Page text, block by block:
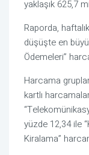
yaklaşık 625,7
Raporda,
düşüşte en
Ödemeleri”
Harcama
kartlı
yüzde 12,34 ile
Kiralama”